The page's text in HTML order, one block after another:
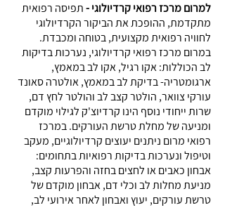
למרום מרכז רפואי קרדיולוגי -תפיסה רפואית
מתקדמת, ההופכת את הביקור הקרדיולוגי
לחוויה רפואית מקצועית, בטוחה ומכבדת.
במרום מרכז רפואי קרדיולוגי, נערכות בדיקות
לב הכוללות: אקו רגיל, אקו לב במאמץ,
ארגומטריה- בדיקת לב במאמץ, אולטרה סאונד
עורקי צוואר, הולטר קצב לב והולטר לחץ דם,
שרות ייחודי נוסף הינו קרדיוצ'ק לגילוי מוקדם
ומניעה של מחלת טרשת העורקים. במרכז
רפואי מרום ניתנים יעוצים קרדיולוגיים, מעקב
וטיפול ונערכות בדיקות רפואיות בתחומים:
אבחון כאבים או לחצים בחזה והפרעות קצב,
מניעת מחלות לב וכלי דם, אבחון מוקדם של
טרשת עורקים, יעוץ ואבחון לאחר אירועי לב,